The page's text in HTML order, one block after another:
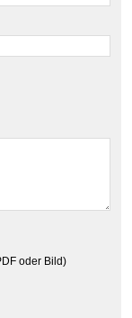
oder Bild)